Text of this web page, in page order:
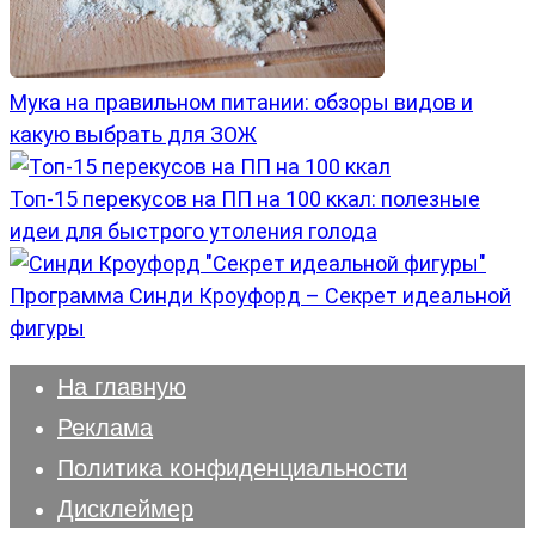
Мука на правильном питании: обзоры видов и
какую выбрать для ЗОЖ
Топ-15 перекусов на ПП на 100 ккал: полезные
идеи для быстрого утоления голода
Программа Синди Кроуфорд – Секрет идеальной
фигуры
На главную
Реклама
Политика конфиденциальности
Дисклеймер